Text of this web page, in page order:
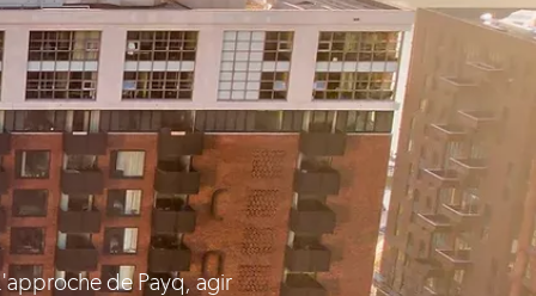
de Payq, agir